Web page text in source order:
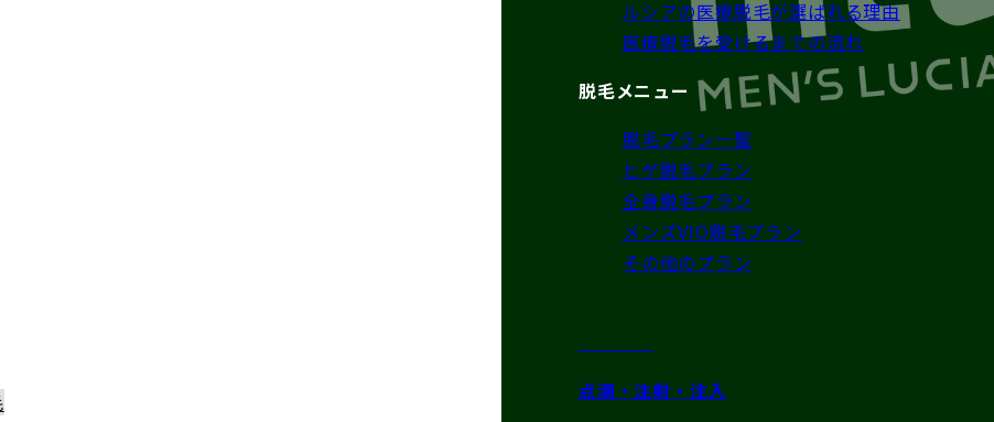
ルシアの医療脱毛が選ばれる理由
医療脱毛を受けるまでの流れ
脱毛メニュー
脱毛プラン一覧
ヒゲ脱毛プラン
全身脱毛プラン
メンズVIO脱毛プラン
その他のプラン
点滴・注射・注入